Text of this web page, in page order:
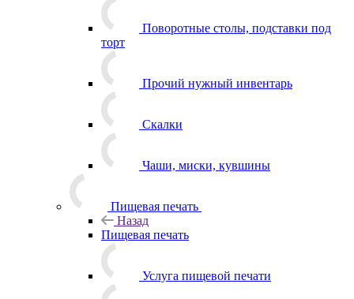
Поворотные столы, подставки под
торт
Прочий нужный инвентарь
Скалки
Чаши, миски, кувшины
Пищевая печать
Назад
Пищевая печать
Услуга пищевой печати